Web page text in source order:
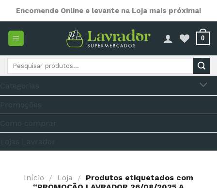
content
Encomende Online e levante na Loja mais próxima!
0
Pesquisar
Início / Loja / Produtos etiquetados com